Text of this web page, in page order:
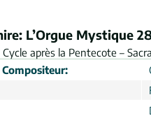
L’Orgue Mystique
après la Pentecote –